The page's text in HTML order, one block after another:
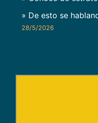
» De esto se
28/5/2026